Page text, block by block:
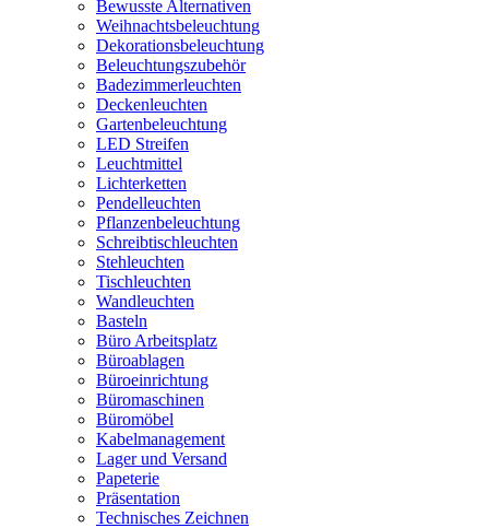
Bewusste Alternativen
Weihnachtsbeleuchtung
Dekorationsbeleuchtung
Beleuchtungszubehör
Badezimmerleuchten
Deckenleuchten
Gartenbeleuchtung
LED Streifen
Leuchtmittel
Lichterketten
Pendelleuchten
Pflanzenbeleuchtung
Schreibtischleuchten
Stehleuchten
Tischleuchten
Wandleuchten
Basteln
Büro Arbeitsplatz
Büroablagen
Büroeinrichtung
Büromaschinen
Büromöbel
Kabelmanagement
Lager und Versand
Papeterie
Präsentation
Technisches Zeichnen